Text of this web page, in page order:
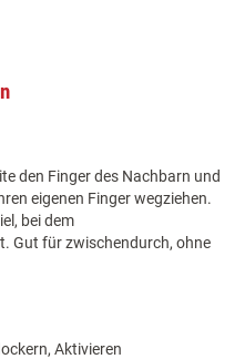
den Finger des Nachbarn und
eigenen Finger wegziehen.
bei dem
Gut für zwischendurch, ohne
Aktivieren